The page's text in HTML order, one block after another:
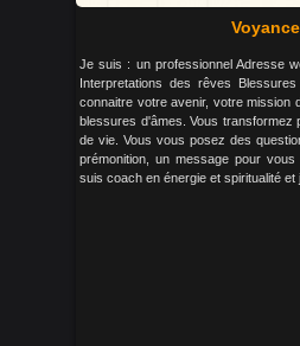
Voyance
Je suis : un professionnel Adresse
Interpretations des rêves
connaitre votre avenir, votre mission
blessures d'âmes. Vous transformez
de vie. Vous vous posez des
prémonition, un message pour
suis coach en énergie et spiritualité et